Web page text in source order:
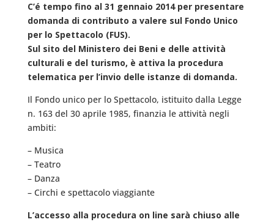
C’é tempo fino al 31 gennaio 2014 per presentare
domanda di contributo a valere sul Fondo Unico
per lo Spettacolo (FUS).
Sul sito del Ministero dei Beni e delle attività
culturali e del turismo, è attiva la procedura
telematica per l’invio delle istanze di domanda.
Il Fondo unico per lo Spettacolo, istituito dalla Legge
n. 163 del 30 aprile 1985, finanzia le attività negli
ambiti:
– Musica
– Teatro
– Danza
– Circhi e spettacolo viaggiante
L’accesso alla procedura on line sarà chiuso alle